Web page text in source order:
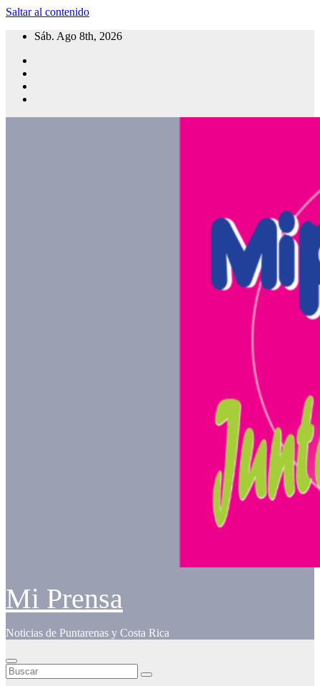
Saltar al contenido
Sáb. Ago 8th, 2026
Mi Prensa
Noticias de Puntarenas y Costa Rica